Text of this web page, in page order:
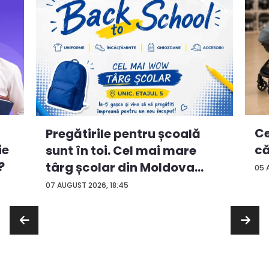
07 AUGUST 2026, 18:45
Pregătirile pentru școală
sunt în toi. Cel mai mare
târg școlar din Moldova
con...
05